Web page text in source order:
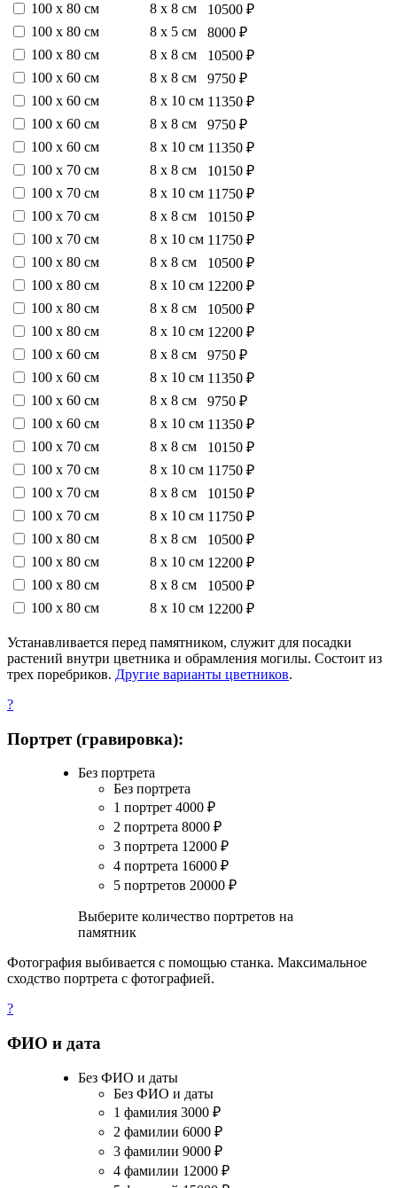
100 х 80 см
8 х 8 см
10500 ₽
100 х 80 см
8 х 5 см
8000 ₽
100 х 80 см
8 х 8 см
10500 ₽
100 х 60 см
8 х 8 см
9750 ₽
100 х 60 см
8 х 10 см 11350 ₽
100 х 60 см
8 х 8 см
9750 ₽
100 х 60 см
8 х 10 см 11350 ₽
100 х 70 см
8 х 8 см
10150 ₽
100 х 70 см
8 х 10 см 11750 ₽
100 х 70 см
8 х 8 см
10150 ₽
100 х 70 см
8 х 10 см 11750 ₽
100 х 80 см
8 х 8 см
10500 ₽
100 х 80 см
8 х 10 см 12200 ₽
100 х 80 см
8 х 8 см
10500 ₽
100 х 80 см
8 х 10 см 12200 ₽
100 х 60 см
8 х 8 см
9750 ₽
100 х 60 см
8 х 10 см 11350 ₽
100 х 60 см
8 х 8 см
9750 ₽
100 х 60 см
8 х 10 см 11350 ₽
100 х 70 см
8 х 8 см
10150 ₽
100 х 70 см
8 х 10 см 11750 ₽
100 х 70 см
8 х 8 см
10150 ₽
100 х 70 см
8 х 10 см 11750 ₽
100 х 80 см
8 х 8 см
10500 ₽
100 х 80 см
8 х 10 см 12200 ₽
100 х 80 см
8 х 8 см
10500 ₽
100 х 80 см
8 х 10 см 12200 ₽
Устанавливается перед памятником, служит для посадки
растений внутри цветника и обрамления могилы. Состоит из
трех поребриков. Другие варианты цветников.
?
Портрет (гравировка):
Без портрета
Без портрета
1 портрет 4000 ₽
2 портрета 8000 ₽
3 портрета 12000 ₽
4 портрета 16000 ₽
5 портретов 20000 ₽
Выберите количество портретов на
памятник
Фотография выбивается с помощью станка. Максимальное
сходство портрета с фотографией.
?
ФИО и дата
Без ФИО и даты
Без ФИО и даты
1 фамилия 3000 ₽
2 фамилии 6000 ₽
3 фамилии 9000 ₽
4 фамилии 12000 ₽